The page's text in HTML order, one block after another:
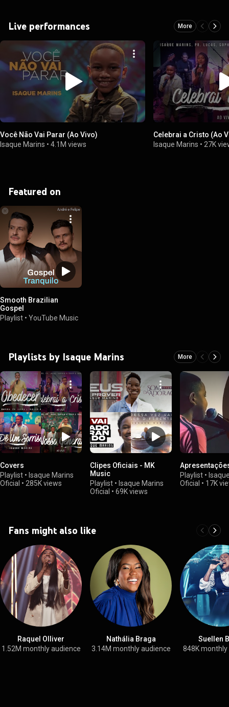
Live performances More
Você Não Vai Parar (Ao Vivo)
Isaque Marins • 4.1M views
Celebrai a Cristo (Ao
Isaque Marins • 27K
Featured on
Smooth Brazilian
Gospel
Playlist • YouTube Music
Playlists by Isaque Marins More
Covers
Playlist • Isaque Marins
Oficial • 285K views
Clipes Oficiais - MK
Music
Playlist • Isaque Marins
Oficial • 69K views
Playlist •
Oficial • 17K
Fans might also like
Raquel Olliver
1.52M monthly audience
Nathália Braga
3.14M monthly audience
Suellen
848K